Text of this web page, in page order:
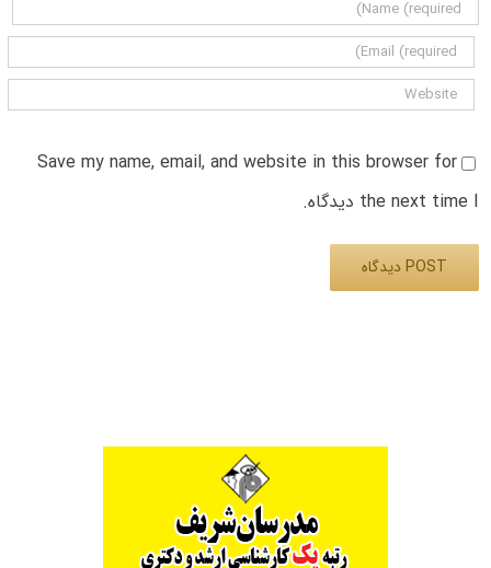
Save my name, email, and website in this browser for
the next time I دیدگاه.